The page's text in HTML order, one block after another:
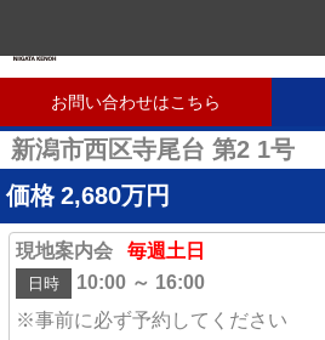
お問い合わせはこちら
新潟市西区寺尾台 第2 1号
価格 2,680万円
現地案内会 毎週土日
日時
10:00 ～ 16:00
※事前に必ず予約してください